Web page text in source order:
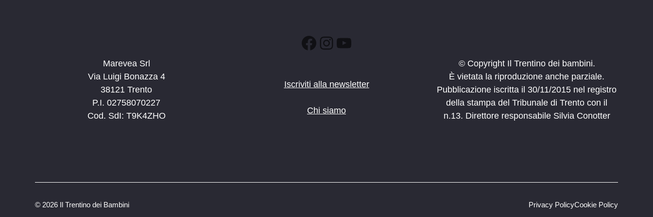
Marevea Srl
Via Luigi Bonazza 4
38121 Trento
P.I. 02758070227
Cod. SdI: T9K4ZHO
Facebook
Instagram
YouTube
Iscriviti alla newsletter
Chi siamo
© Copyright Il Trentino dei bambini.
È vietata la riproduzione anche parziale.
Pubblicazione iscritta il 30/11/2015 nel registro
della stampa del Tribunale di Trento con il
n.13. Direttore responsabile Silvia Conotter
© 2026 Il Trentino dei Bambini Privacy PolicyCookie Policy